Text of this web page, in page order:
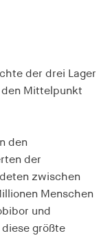
der drei Lager
Mittelpunkt
den
der
zwischen
Menschen
und
diese größte
des Benutzers